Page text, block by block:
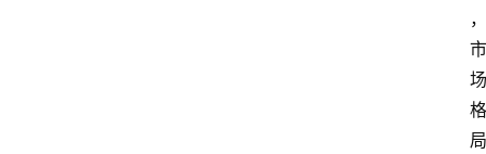
，
市
场
格
局